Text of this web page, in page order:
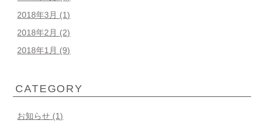
2018年3月 (1)
2018年2月 (2)
2018年1月 (9)
CATEGORY
お知らせ (1)